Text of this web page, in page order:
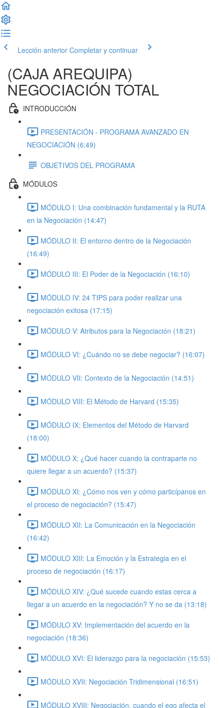
Lección anterior Completar y continuar
(CAJA AREQUIPA)
NEGOCIACIÓN TOTAL
INTRODUCCIÓN
PRESENTACIÓN - PROGRAMA AVANZADO EN
NEGOCIACIÓN (6:49)
OBJETIVOS DEL PROGRAMA
MÓDULOS
MÓDULO I: Una combinación fundamental y la RUTA
en la Negociación (14:47)
MÓDULO II: El entorno dentro de la Negociación
(16:49)
MÓDULO III: El Poder de la Negociación (16:10)
MÓDULO IV: 24 TIPS para poder realizar una
negociación exitosa (17:15)
MÓDULO V: Atributos para la Negociación (18:21)
MÓDULO VI: ¿Cuándo no se debe negociar? (16:07)
MÓDULO VII: Contexto de la Negociación (14:51)
MÓDULO VIII: El Método de Harvard (15:35)
MÓDULO IX: Elementos del Método de Harvard
(18:00)
MÓDULO X: ¿Qué hacer cuando la contraparte no
quiere llegar a un acuerdo? (15:37)
MÓDULO XI: ¿Cómo nos ven y cómo particípanos en
el proceso de negociación? (15:47)
MÓDULO XII: La Comunicación en la Negociación
(16:42)
MÓDULO XIII: La Emoción y la Estrategia en el
proceso de negociación (16:17)
MÓDULO XIV: ¿Qué sucede cuando estas cerca a
llegar a un acuerdo en la negociación? Y no se da (13:18)
MÓDULO XV: Implementación del acuerdo en la
negociación (18:36)
MÓDULO XVI: El liderazgo para la negociación (15:53)
MÓDULO XVII: Negociación Tridimensional (16:51)
MÓDULO XVIII: Negociación, cuando el ego afecta el